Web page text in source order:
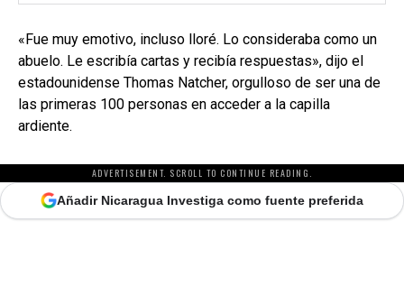
«Fue muy emotivo, incluso lloré. Lo consideraba como un
abuelo. Le escribía cartas y recibía respuestas», dijo el
estadounidense Thomas Natcher, orgulloso de ser una de
las primeras 100 personas en acceder a la capilla
ardiente.
ADVERTISEMENT. SCROLL TO CONTINUE READING.
Añadir Nicaragua Investiga como fuente preferida